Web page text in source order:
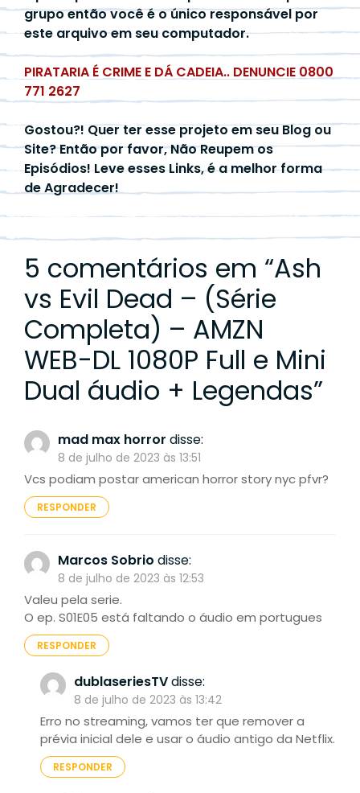
grupo então você é o único responsável por
este arquivo em seu computador.
PIRATARIA É CRIME E DÁ CADEIA.. DENUNCIE 0800
771 2627
Gostou?! Quer ter esse projeto em seu Blog ou
Site? Então por favor, Não Reupem os
Episódios! Leve esses Links, é a melhor forma
de Agradecer!
5 comentários em “Ash
vs Evil Dead – (Série
Completa) – AMZN
WEB-DL 1080P Full e Mini
Dual áudio + Legendas”
mad max horror disse:
8 de julho de 2023 às 13:51
Vcs podiam postar american horror story nyc pfvr?
RESPONDER
Marcos Sobrio disse:
8 de julho de 2023 às 12:53
Valeu pela serie.
O ep. S01E05 está faltando o áudio em portugues
RESPONDER
dublaseriesTVdisse:
8 de julho de 2023 às 13:42
Erro no streaming, vamos ter que remover a
prévia inicial dele e usar o áudio antigo da Netflix.
RESPONDER